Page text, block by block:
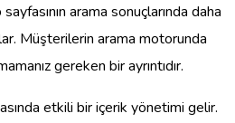
arama sonuçlarında daha
Müşterilerin arama motorunda
gereken bir ayrıntıdır.
etkili bir içerik yönetimi gelir.